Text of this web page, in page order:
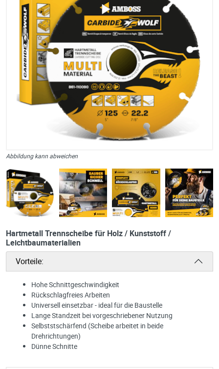
Abbildung kann abweichen
Hartmetall Trennscheibe für Holz / Kunststoff /
Leichtbaumaterialien
Vorteile:
Hohe Schnittgeschwindigkeit
Rückschlagfreies Arbeiten
Universell einsetzbar - ideal für die Baustelle
Lange Standzeit bei vorgeschriebener Nutzung
Selbststschärfend (Scheibe arbeitet in beide
Drehrichtungen)
Dünne Schnitte